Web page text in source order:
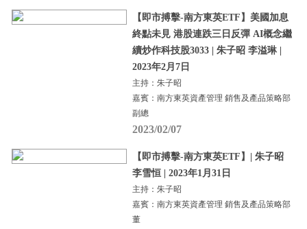
【即市搏擊-南方東英ETF】美國加息
終點未見 港股連跌三日反彈 AI概念繼
續炒作科技股3033 | 朱子昭 李溢琳 |
2023年2月7日
主持：朱子昭
嘉賓：南方東英資產管理 銷售及產品策略部
副總
2023/02/07
【即市搏擊-南方東英ETF】| 朱子昭
李雪恒 | 2023年1月31日
主持：朱子昭
嘉賓：南方東英資產管理 銷售及產品策略部
董